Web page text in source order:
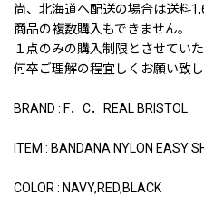
尚、北海道へ配送の場合は送料
商品の複数購入もできません。
１点のみの購入制限とさせていた
何卒ご理解の程宜しくお願い致し
BRAND : F．C．REAL BRISTOL
ITEM : BANDANA NYLON EASY
COLOR : NAVY,RED,BLACK